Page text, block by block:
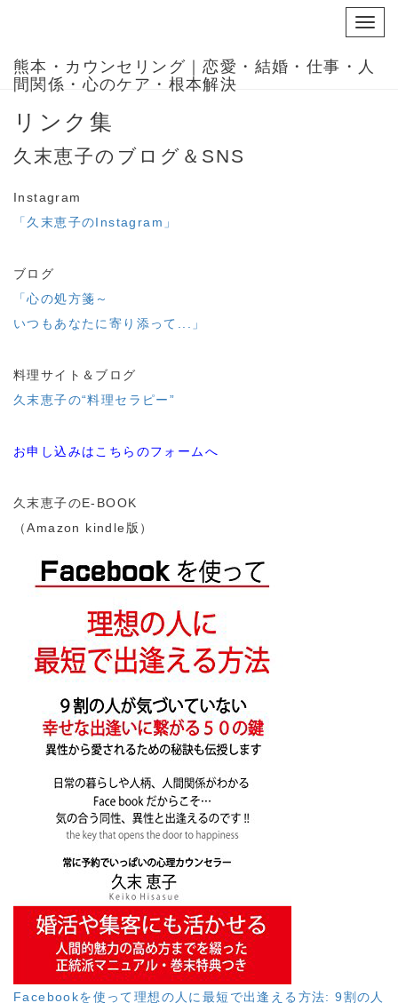
熊本・カウンセリング｜恋愛・結婚・仕事・人
間関係・心のケア・根本解決
リンク集
久末恵子のブログ＆SNS
Instagram
「久末恵子のInstagram」
ブログ
「心の処方箋～
いつもあなたに寄り添って...」
料理サイト＆ブログ
久末恵子の“料理セラピー”
お申し込みはこちらのフォームへ
久末恵子のE‐BOOK
（Amazon kindle版）
Facebookを使って理想の人に最短で出逢える方法: 9割の人